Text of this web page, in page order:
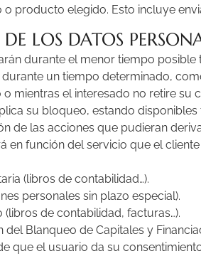
producto elegido. Esto incluye
LOS DATOS
durante el menor tiempo
un tiempo determinado,
mientras el interesado no retire
su bloqueo, estando
de las acciones que pudieran
en función del servicio que el
(libros de contabilidad…).
personales sin plazo especial).
de contabilidad, facturas…).
del Blanqueo de Capitales y
que el usuario da su